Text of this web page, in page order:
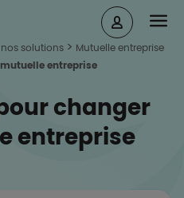
nos solutions
Mutuelle entreprise
entreprise
changer
entreprise